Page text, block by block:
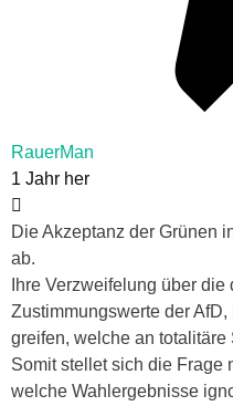
RauerMan
1 Jahr her
Die Akzeptanz der Grünen
ab.
Ihre Verzweifelung über die
Zustimmungswerte der
greifen, welche an totalitäre
Somit stellet sich die Frage
welche Wahlergebnisse